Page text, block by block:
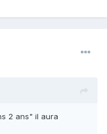
2 ans" il aura